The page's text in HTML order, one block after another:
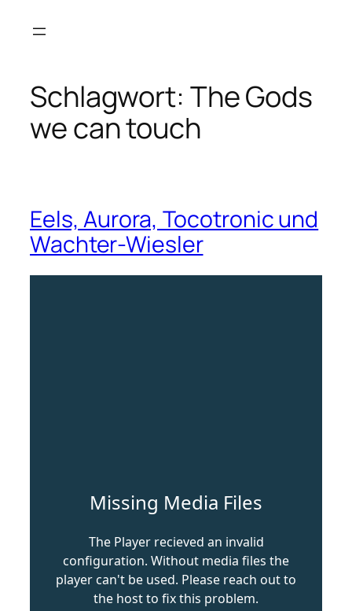
Inhalt
Schlagwort: The Gods
we can touch
Eels, Aurora, Tocotronic und
Wachter-Wiesler